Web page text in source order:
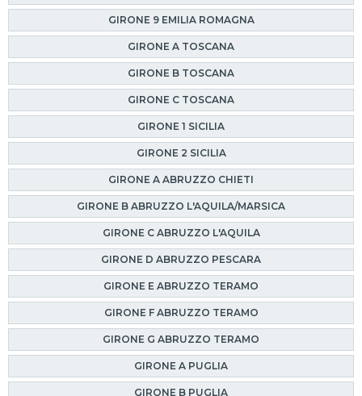
GIRONE 9 EMILIA ROMAGNA
GIRONE A TOSCANA
GIRONE B TOSCANA
GIRONE C TOSCANA
GIRONE 1 SICILIA
GIRONE 2 SICILIA
GIRONE A ABRUZZO CHIETI
GIRONE B ABRUZZO L'AQUILA/MARSICA
GIRONE C ABRUZZO L'AQUILA
GIRONE D ABRUZZO PESCARA
GIRONE E ABRUZZO TERAMO
GIRONE F ABRUZZO TERAMO
GIRONE G ABRUZZO TERAMO
GIRONE A PUGLIA
GIRONE B PUGLIA